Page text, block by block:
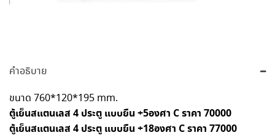
คำอธิบาย
ขนาด 760*120*195 mm.
ตู้เย็นสแตนเลส 4 ประตู แบบยืน +5องศา C ราคา 70000
ตู้เย็นสแตนเลส 4 ประตู แบบยืน +18องศา C ราคา 77000